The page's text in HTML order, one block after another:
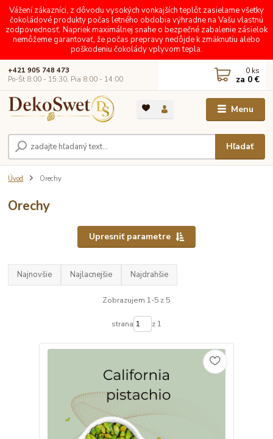
Vážení zákazníci, z dôvodu vysokých vonkajších teplôt zasielame všetky
čokoládové produkty počas letného obdobia výhradne na Vašu vlastnú
zodpovednosť. Napriek maximálnej snahe o bezpečné zabalenie zásielok
nemôžeme garantovať, že počas prepravy nedôjde k zmäknutiu alebo
poškodeniu čokolády vplyvom tepla.
Menu
Hľadať
+421 905 748 473
Po-Št 8:00 - 15:30, Pia 8:00 - 14:00
0 ks
za 0 €
Úvod Orechy
Orechy
Upresniť parametre
Najnovšie Najlacnejšie Najdrahšie
Zobrazujem 1-5 z 5
strana z 1